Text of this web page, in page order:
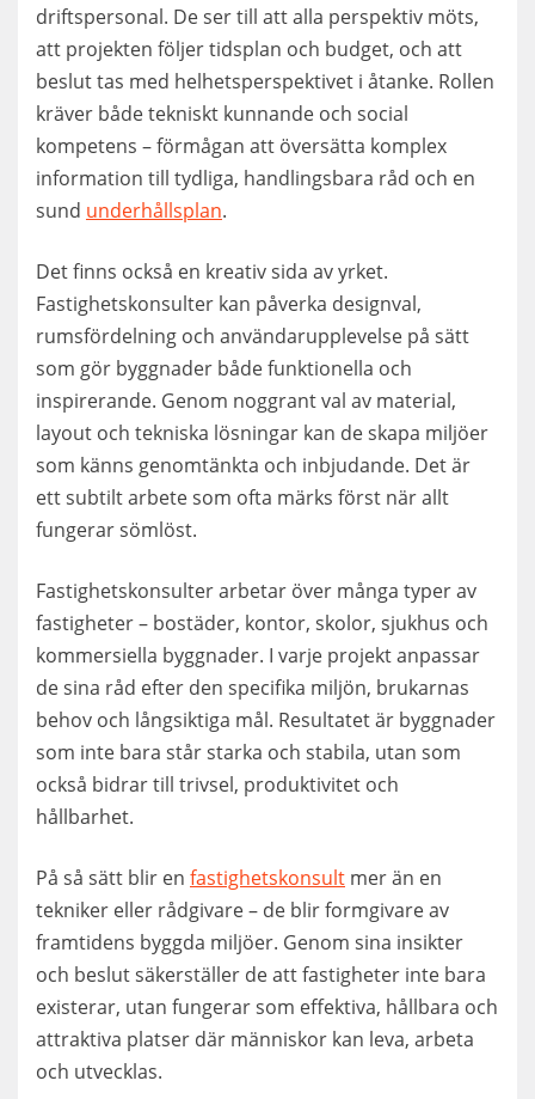
driftspersonal. De ser till att alla perspektiv möts,
att projekten följer tidsplan och budget, och att
beslut tas med helhetsperspektivet i åtanke. Rollen
kräver både tekniskt kunnande och social
kompetens – förmågan att översätta komplex
information till tydliga, handlingsbara råd och en
sund underhållsplan.
Det finns också en kreativ sida av yrket.
Fastighetskonsulter kan påverka designval,
rumsfördelning och användarupplevelse på sätt
som gör byggnader både funktionella och
inspirerande. Genom noggrant val av material,
layout och tekniska lösningar kan de skapa miljöer
som känns genomtänkta och inbjudande. Det är
ett subtilt arbete som ofta märks först när allt
fungerar sömlöst.
Fastighetskonsulter arbetar över många typer av
fastigheter – bostäder, kontor, skolor, sjukhus och
kommersiella byggnader. I varje projekt anpassar
de sina råd efter den specifika miljön, brukarnas
behov och långsiktiga mål. Resultatet är byggnader
som inte bara står starka och stabila, utan som
också bidrar till trivsel, produktivitet och
hållbarhet.
På så sätt blir en fastighetskonsult mer än en
tekniker eller rådgivare – de blir formgivare av
framtidens byggda miljöer. Genom sina insikter
och beslut säkerställer de att fastigheter inte bara
existerar, utan fungerar som effektiva, hållbara och
attraktiva platser där människor kan leva, arbeta
och utvecklas.